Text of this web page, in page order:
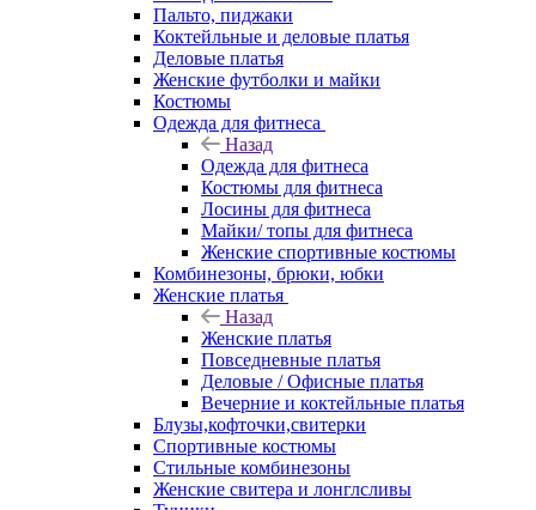
Пальто, пиджаки
Коктейльные и деловые платья
Деловые платья
Женские футболки и майки
Костюмы
Одежда для фитнеса
Назад
Одежда для фитнеса
Костюмы для фитнеса
Лосины для фитнеса
Майки/ топы для фитнеса
Женские спортивные костюмы
Комбинезоны, брюки, юбки
Женские платья
Назад
Женские платья
Повседневные платья
Деловые / Офисные платья
Вечерние и коктейльные платья
Блузы,кофточки,свитерки
Спортивные костюмы
Стильные комбинезоны
Женские свитера и лонглсливы